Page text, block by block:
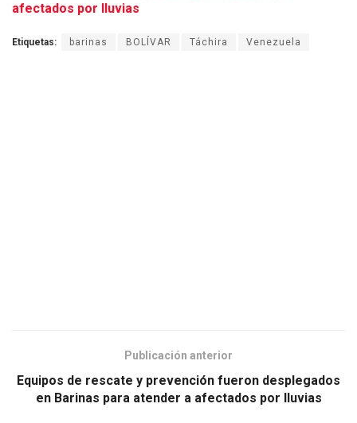
afectados por lluvias
Etiquetas: barinas BOLÍVAR Táchira Venezuela
Publicación anterior
Equipos de rescate y prevención fueron desplegados
en Barinas para atender a afectados por lluvias